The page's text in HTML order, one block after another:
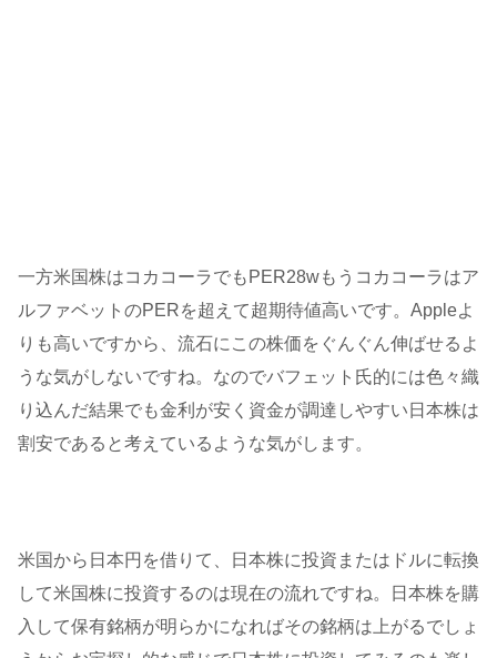
一方米国株はコカコーラでもPER28wもうコカコーラはア
ルファベットのPERを超えて超期待値高いです。Appleよ
りも高いですから、流石にこの株価をぐんぐん伸ばせるよ
うな気がしないですね。なのでバフェット氏的には色々織
り込んだ結果でも金利が安く資金が調達しやすい日本株は
割安であると考えているような気がします。
米国から日本円を借りて、日本株に投資またはドルに転換
して米国株に投資するのは現在の流れですね。日本株を購
入して保有銘柄が明らかになればその銘柄は上がるでしょ